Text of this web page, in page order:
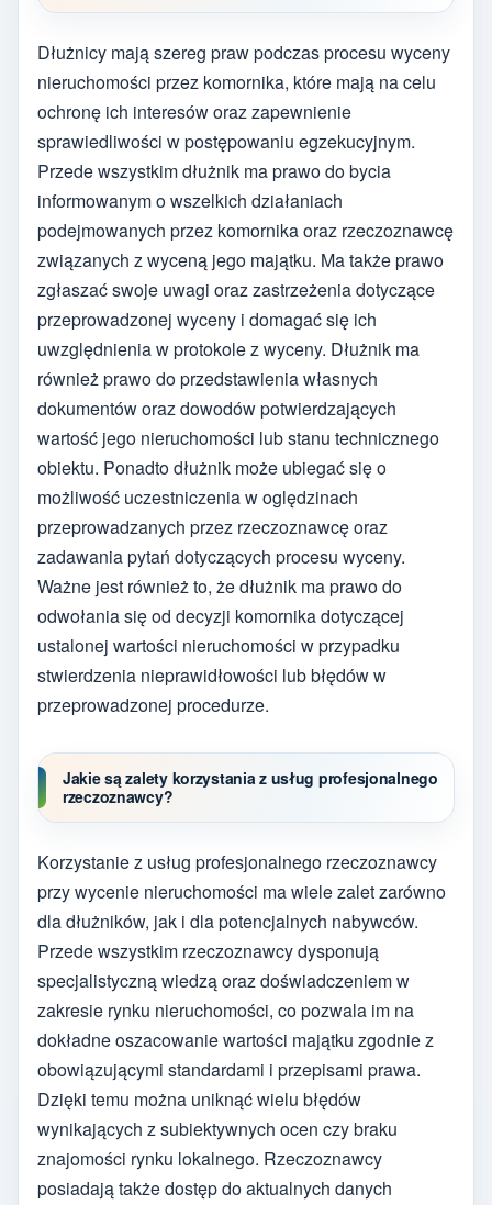
Dłużnicy mają szereg praw podczas procesu wyceny
nieruchomości przez komornika, które mają na celu
ochronę ich interesów oraz zapewnienie
sprawiedliwości w postępowaniu egzekucyjnym.
Przede wszystkim dłużnik ma prawo do bycia
informowanym o wszelkich działaniach
podejmowanych przez komornika oraz rzeczoznawcę
związanych z wyceną jego majątku. Ma także prawo
zgłaszać swoje uwagi oraz zastrzeżenia dotyczące
przeprowadzonej wyceny i domagać się ich
uwzględnienia w protokole z wyceny. Dłużnik ma
również prawo do przedstawienia własnych
dokumentów oraz dowodów potwierdzających
wartość jego nieruchomości lub stanu technicznego
obiektu. Ponadto dłużnik może ubiegać się o
możliwość uczestniczenia w oględzinach
przeprowadzanych przez rzeczoznawcę oraz
zadawania pytań dotyczących procesu wyceny.
Ważne jest również to, że dłużnik ma prawo do
odwołania się od decyzji komornika dotyczącej
ustalonej wartości nieruchomości w przypadku
stwierdzenia nieprawidłowości lub błędów w
przeprowadzonej procedurze.
Jakie są zalety korzystania z usług profesjonalnego
rzeczoznawcy?
Korzystanie z usług profesjonalnego rzeczoznawcy
przy wycenie nieruchomości ma wiele zalet zarówno
dla dłużników, jak i dla potencjalnych nabywców.
Przede wszystkim rzeczoznawcy dysponują
specjalistyczną wiedzą oraz doświadczeniem w
zakresie rynku nieruchomości, co pozwala im na
dokładne oszacowanie wartości majątku zgodnie z
obowiązującymi standardami i przepisami prawa.
Dzięki temu można uniknąć wielu błędów
wynikających z subiektywnych ocen czy braku
znajomości rynku lokalnego. Rzeczoznawcy
posiadają także dostęp do aktualnych danych